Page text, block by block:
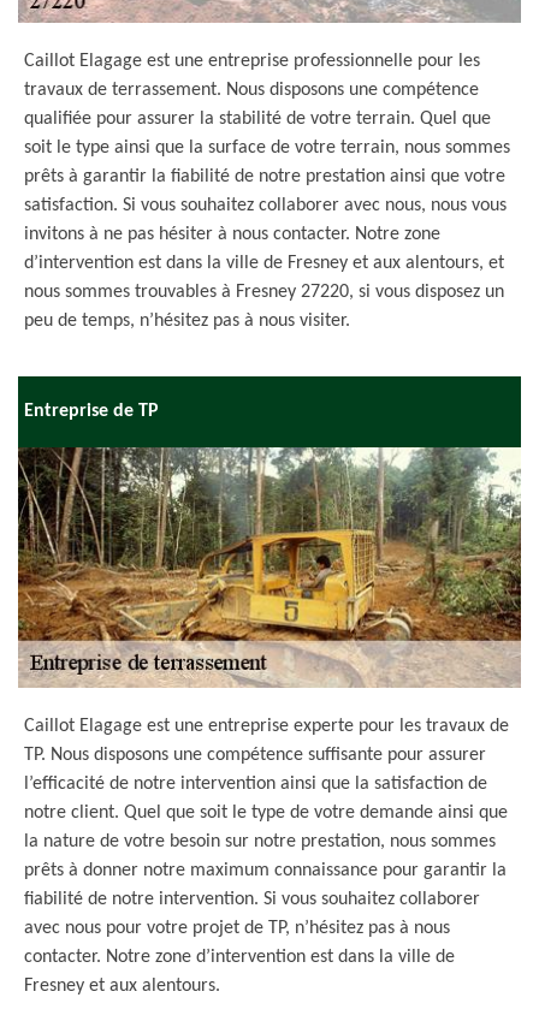
Caillot Elagage est une entreprise professionnelle pour les
travaux de terrassement. Nous disposons une compétence
qualifiée pour assurer la stabilité de votre terrain. Quel que
soit le type ainsi que la surface de votre terrain, nous sommes
prêts à garantir la fiabilité de notre prestation ainsi que votre
satisfaction. Si vous souhaitez collaborer avec nous, nous vous
invitons à ne pas hésiter à nous contacter. Notre zone
d’intervention est dans la ville de Fresney et aux alentours, et
nous sommes trouvables à Fresney 27220, si vous disposez un
peu de temps, n’hésitez pas à nous visiter.
Entreprise de TP
Caillot Elagage est une entreprise experte pour les travaux de
TP. Nous disposons une compétence suffisante pour assurer
l’efficacité de notre intervention ainsi que la satisfaction de
notre client. Quel que soit le type de votre demande ainsi que
la nature de votre besoin sur notre prestation, nous sommes
prêts à donner notre maximum connaissance pour garantir la
fiabilité de notre intervention. Si vous souhaitez collaborer
avec nous pour votre projet de TP, n’hésitez pas à nous
contacter. Notre zone d’intervention est dans la ville de
Fresney et aux alentours.